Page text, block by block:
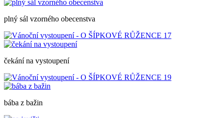
plný sál vzorného obecenstva
čekání na vystoupení
bába z bažin